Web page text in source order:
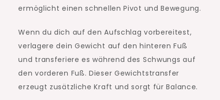
ermöglicht einen schnellen Pivot und Bewegung.
Wenn du dich auf den Aufschlag vorbereitest,
verlagere dein Gewicht auf den hinteren Fuß
und transferiere es während des Schwungs auf
den vorderen Fuß. Dieser Gewichtstransfer
erzeugt zusätzliche Kraft und sorgt für Balance.